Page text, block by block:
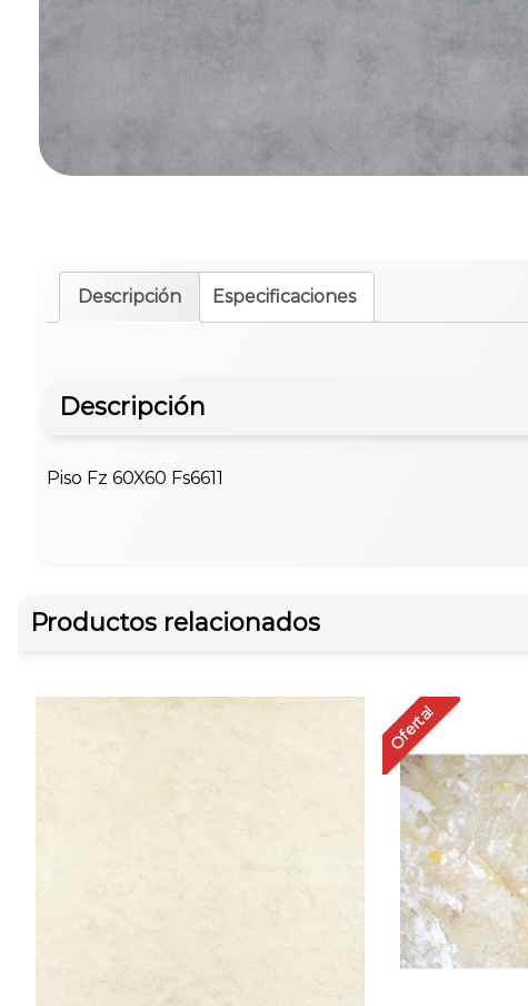
Descripción Especificaciones
Descripción
Piso Fz 60X60 Fs6611
Productos relacionados
Oferta!